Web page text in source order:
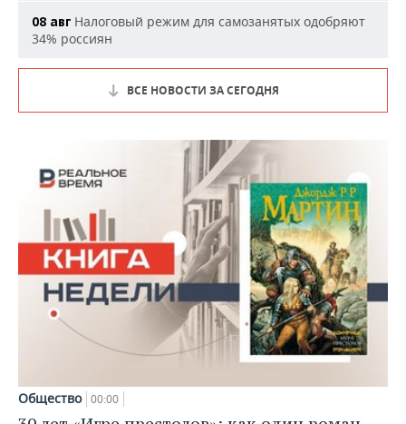
08 авг Налоговый режим для самозанятых одобряют
34% россиян
ВСЕ НОВОСТИ ЗА СЕГОДНЯ
Общество 00:00